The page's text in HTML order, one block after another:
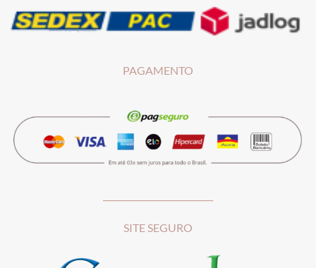
PAGAMENTO
SITE SEGURO